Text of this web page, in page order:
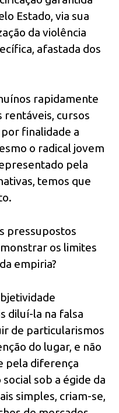
Estado, via sua
da violência
afastada dos
rapidamente
rentáveis, cursos
finalidade a
o radical jovem
pela
temos que
pressupostos
os limites
empiria?
diluí-la na falsa
de particularismos
do lugar, e não
pela diferença
sob a égide da
simples, criam-se,